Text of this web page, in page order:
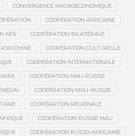
CONVERGENCE MACROÉCONOMIQUE
COOPÉRATION AFRICAINE
AES COOPÉRATION BILATÉRALE
CHINE COOPÉRATION CULTURELLE
COOPÉRATION INTERNATIONALE
COOPÉRATION MALI-RUSSIE
COOPÉRATION MALI–RUSSIE
COOPÉRATION RÉGIONALE
COOPÉRATION RUSSIE MALI
COOPÉRATION RUSSO-AFRICAINE